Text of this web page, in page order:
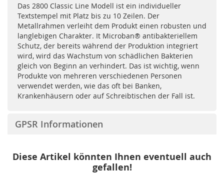
Das 2800 Classic Line Modell ist ein individueller
Textstempel mit Platz bis zu 10 Zeilen. Der
Metallrahmen verleiht dem Produkt einen robusten und
langlebigen Charakter. It Microban® antibakteriellem
Schutz, der bereits während der Produktion integriert
wird, wird das Wachstum von schädlichen Bakterien
gleich von Beginn an verhindert. Das ist wichtig, wenn
Produkte von mehreren verschiedenen Personen
verwendet werden, wie das oft bei Banken,
Krankenhäusern oder auf Schreibtischen der Fall ist.
GPSR Informationen
Diese Artikel könnten Ihnen eventuell auch
gefallen!